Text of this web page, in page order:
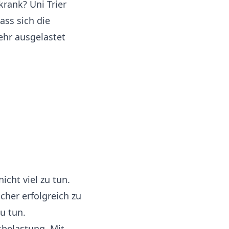
Uni Trier
sich die
ausgelastet
viel zu tun.
erfolgreich zu
tun.